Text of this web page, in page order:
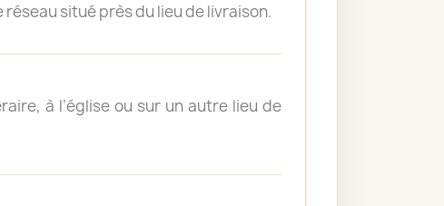
situé près du lieu de livraison.
à l’église ou sur un autre lieu de